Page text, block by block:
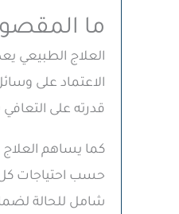
ما
العلاج الطبيعي
الاعتماد على
قدرته على
كما يساهم العلاج
حسب احتياجات كل
شامل للحالة